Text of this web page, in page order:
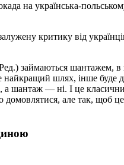
на українська-
критику від
займаються шантажем, в
шлях, інше буде
а шантаж — ні. І це
домовлятися, але так, щоб